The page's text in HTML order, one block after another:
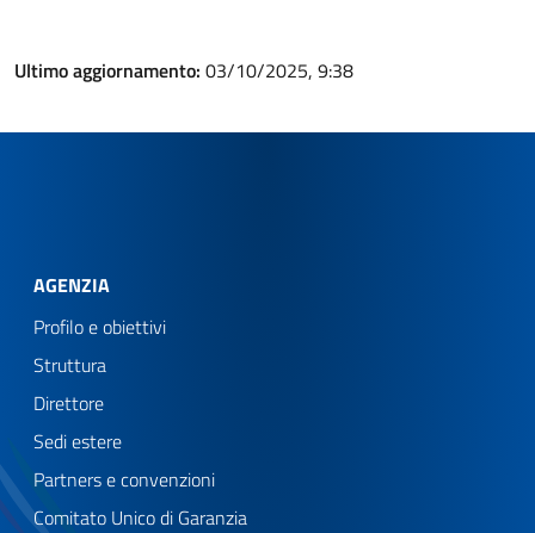
Ultimo aggiornamento: 03/10/2025, 9:38
AGENZIA
Profilo e obiettivi
Struttura
Direttore
Sedi estere
Partners e convenzioni
Comitato Unico di Garanzia